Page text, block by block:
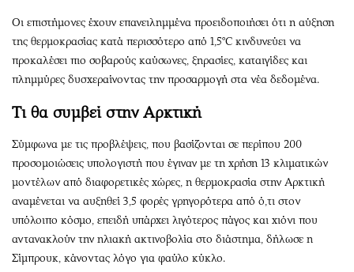
Οι επιστήμονες έχουν επανειλημμένα προειδοποιήσει ότι η αύξηση
της θερμοκρασίας κατά περισσότερο από 1,5°C κινδυνεύει να
προκαλέσει πιο σοβαρούς καύσωνες, ξηρασίες, καταιγίδες και
πλημμύρες δυσχεραίνοντας την προσαρμογή στα νέα δεδομένα.
Τι θα συμβεί στην Αρκτική
Σύμφωνα με τις προβλέψεις, που βασίζονται σε περίπου 200
προσομοιώσεις υπολογιστή που έγιναν με τη χρήση 13 κλιματικών
μοντέλων από διαφορετικές χώρες, η θερμοκρασία στην Αρκτική
αναμένεται να αυξηθεί 3,5 φορές γρηγορότερα από ό,τι στον
υπόλοιπο κόσμο, επειδή υπάρχει λιγότερος πάγος και χιόνι που
αντανακλούν την ηλιακή ακτινοβολία στο διάστημα, δήλωσε η
Σίμπρουκ, κάνοντας λόγο για φαύλο κύκλο.